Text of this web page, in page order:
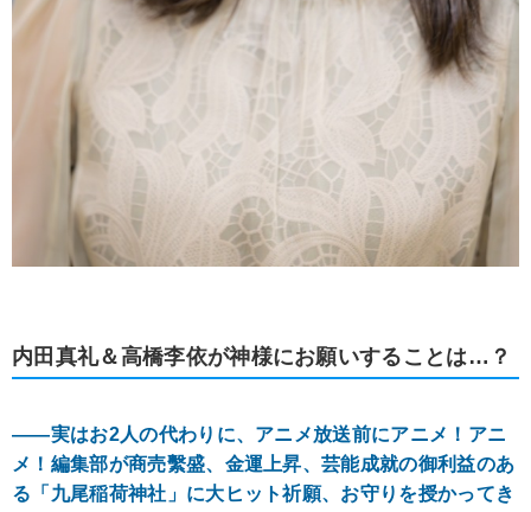
内田真礼＆高橋李依が神様にお願いすることは…？
――実はお2人の代わりに、アニメ放送前にアニメ！アニ
メ！編集部が商売繫盛、金運上昇、芸能成就の御利益のあ
る「九尾稲荷神社」に大ヒット祈願、お守りを授かってき